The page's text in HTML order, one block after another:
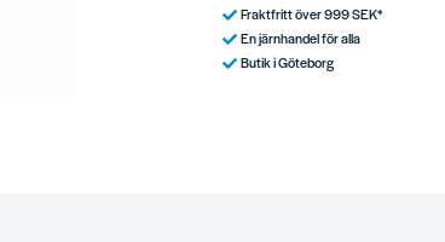
Fraktfritt över 999 SEK*
En järnhandel för alla
Butik i Göteborg